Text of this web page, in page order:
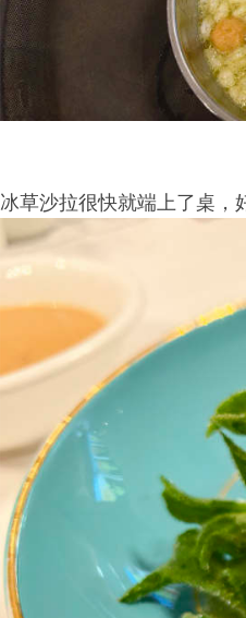
冰草沙拉很快就端上了桌，